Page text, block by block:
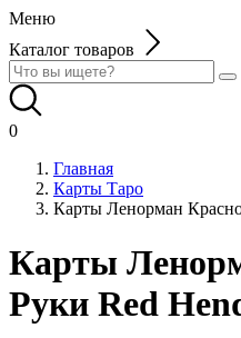
Меню
Каталог товаров
0
Главная
Карты Таро
Карты Ленорман
Карты
Руки Red